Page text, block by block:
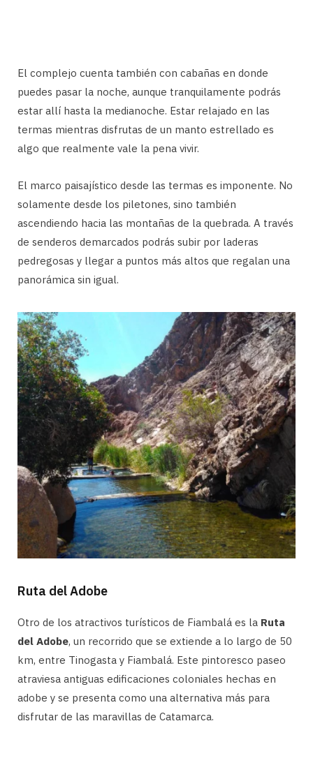
El complejo cuenta también con cabañas en donde
puedes pasar la noche, aunque tranquilamente podrás
estar allí hasta la medianoche. Estar relajado en las
termas mientras disfrutas de un manto estrellado es
algo que realmente vale la pena vivir.
El marco paisajístico desde las termas es imponente. No
solamente desde los piletones, sino también
ascendiendo hacia las montañas de la quebrada. A través
de senderos demarcados podrás subir por laderas
pedregosas y llegar a puntos más altos que regalan una
panorámica sin igual.
Ruta del Adobe
Otro de los atractivos turísticos de Fiambalá es la Ruta
del Adobe, un recorrido que se extiende a lo largo de 50
km, entre Tinogasta y Fiambalá. Este pintoresco paseo
atraviesa antiguas edificaciones coloniales hechas en
adobe y se presenta como una alternativa más para
disfrutar de las maravillas de Catamarca.